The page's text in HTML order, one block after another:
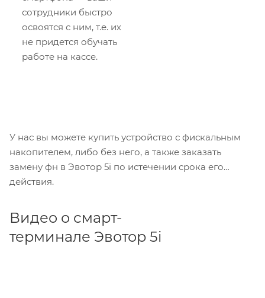
сотрудники быстро
освоятся с ним, т.е. их
не придется обучать
работе на кассе.
У нас вы можете купить устройство с фискальным
накопителем, либо без него, а также заказать
замену фн в Эвотор 5i по истечении срока его
действия.
Видео о смарт-
терминале Эвотор 5i